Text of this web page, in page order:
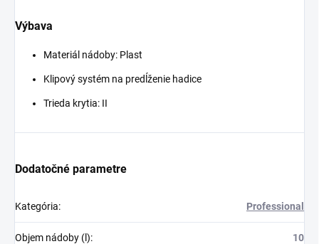
Výbava
Materiál nádoby: Plast
Klipový systém na predĺženie hadice
Trieda krytia: II
Dodatočné parametre
Kategória: Professional
Objem nádoby (l): 10